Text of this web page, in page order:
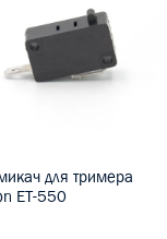
для тримера
ET-550